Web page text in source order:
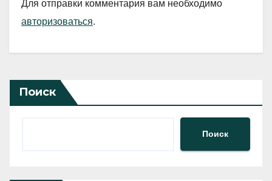
Для отправки комментария вам необходимо
авторизоваться.
Поиск
Поиск